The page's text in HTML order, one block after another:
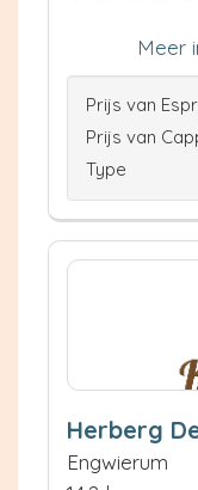
Meer
Prijs van
Prijs van
Type
Herberg
Engwierum